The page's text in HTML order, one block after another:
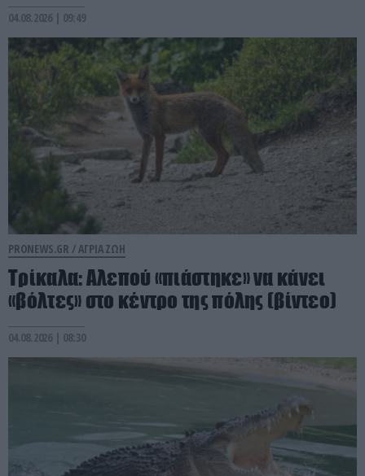
04.08.2026 | 09:49
PRONEWS.GR / ΑΓΡΙΑ ΖΩΗ
Τρίκαλα: Aλεπού «πιάστηκε» να κάνει
«βόλτες» στο κέντρο της πόλης (βίντεο)
04.08.2026 | 08:30